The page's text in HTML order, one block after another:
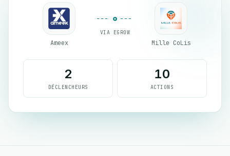
Ameex
VIA EGROW
Mille CoLis
2
DÉCLENCHEURS
10
ACTIONS